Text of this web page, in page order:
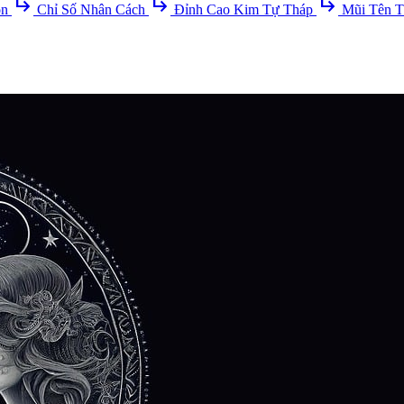
Chỉ Số Nhân Cách Đỉnh Cao Kim Tự Tháp Mũi Tên